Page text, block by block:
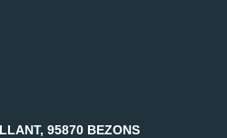
95870 BEZONS